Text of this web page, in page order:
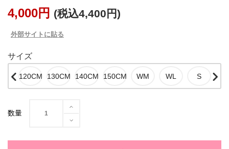
4,000円 (税込4,400円)
外部サイトに貼る
サイズ
数量